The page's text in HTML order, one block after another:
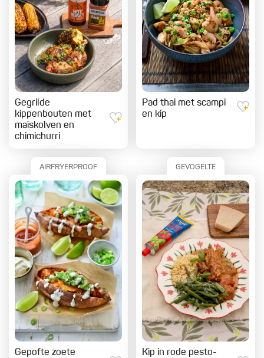
Gegrilde
kippenbouten met
maïskolven en
chimichurri
Pad thai met scampi
en kip
AIRFRYERPROOF
Gepofte zoete
GEVOGELTE
Kip in rode pesto-